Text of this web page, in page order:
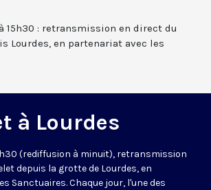
15h30 : retransmission en direct du
Lourdes, en partenariat avec les
à Lourdes
(rediffusion à minuit), retransmission
depuis la grotte de Lourdes, en
Sanctuaires. Chaque jour, l'une des